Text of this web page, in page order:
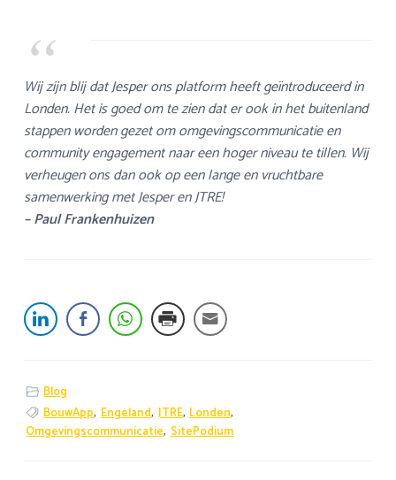
Wij zijn blij dat Jesper ons platform heeft geïntroduceerd in
Londen. Het is goed om te zien dat er ook in het buitenland
stappen worden gezet om omgevingscommunicatie en
community engagement naar een hoger niveau te tillen. Wij
verheugen ons dan ook op een lange en vruchtbare
samenwerking met Jesper en JTRE!
– Paul Frankenhuizen
Blog
BouwApp, Engeland, JTRE, Londen,
Omgevingscommunicatie, SitePodium